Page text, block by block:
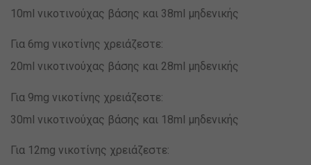
10ml νικοτινούχας βάσης και 38ml μηδενικής
Για 6mg νικοτίνης χρειάζεστε:
20ml νικοτινούχας βάσης και 28ml μηδενικής
Για 9mg νικοτίνης χρειάζεστε:
30ml νικοτινούχας βάσης και 18ml μηδενικής
Για 12mg νικοτίνης χρειάζεστε: